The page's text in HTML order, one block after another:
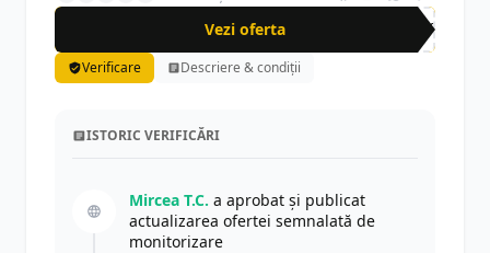
Vezi oferta
-47%
Verificare Descriere & condiții
ISTORIC VERIFICĂRI
Mircea T.C. a aprobat și publicat
actualizarea ofertei semnalată de
monitorizare